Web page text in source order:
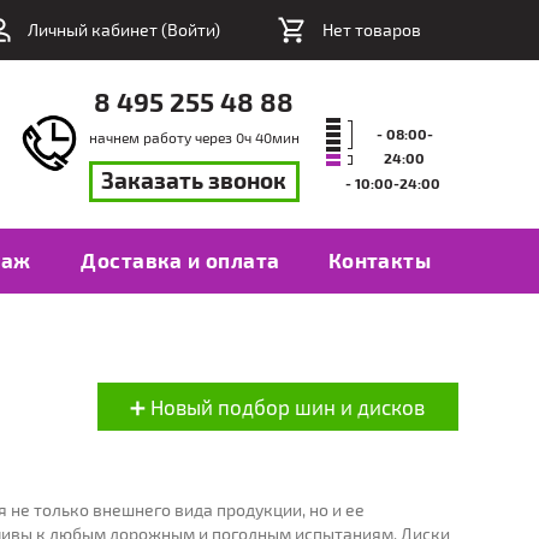
Личный кабинет (Войти) Нет товаров
8 495 255 48 88
начнем работу через 0ч 40мин
Заказать звонок
- 08:00-
24:00
- 10:00-24:00
Доставка и оплата Контакты
только внешнего вида продукции, но и ее
к любым дорожным и погодным испытаниям. Диски